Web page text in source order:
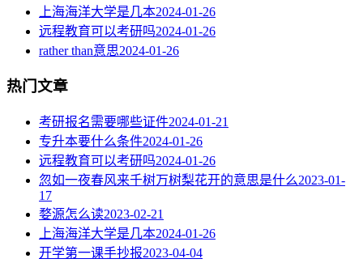
上海海洋大学是几本2024-01-26
远程教育可以考研吗2024-01-26
rather than意思2024-01-26
热门文章
考研报名需要哪些证件2024-01-21
专升本要什么条件2024-01-26
远程教育可以考研吗2024-01-26
忽如一夜春风来千树万树梨花开的意思是什么2023-01-
17
婺源怎么读2023-02-21
上海海洋大学是几本2024-01-26
开学第一课手抄报2023-04-04